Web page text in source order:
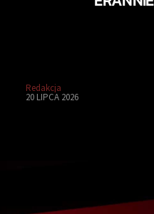
Redakcja
20 LIPCA 2026